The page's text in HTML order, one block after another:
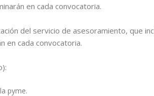
en cada convocatoria.
del servicio de asesoramiento, que
en cada convocatoria.
pyme.